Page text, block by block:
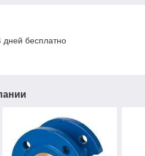
дней бесплатно